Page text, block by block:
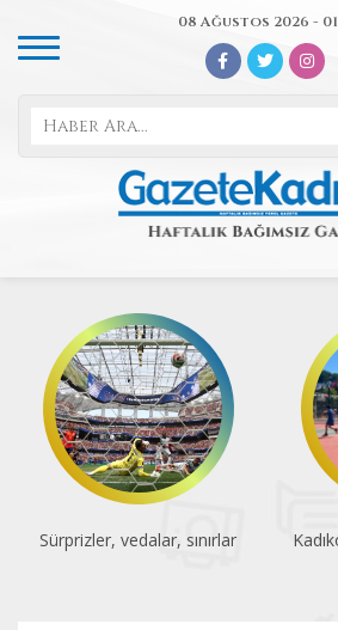
08 Ağustos 2026 -
Sürprizler, vedalar, sınırlar